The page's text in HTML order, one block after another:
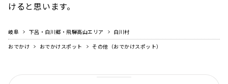
けると思います。
岐阜 下呂・白川郷・飛騨高山エリア
白川村
おでかけ
おでかけスポット その他（おでかけスポット）